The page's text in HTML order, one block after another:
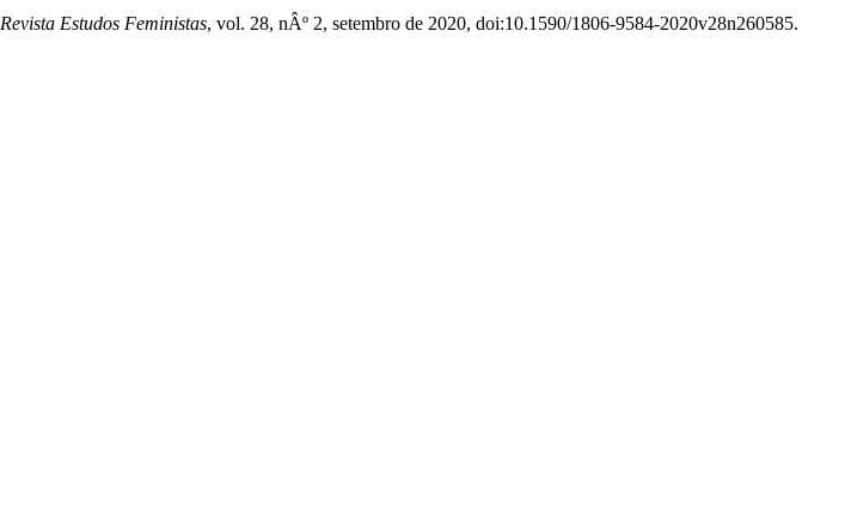
Revista Estudos Feministas, vol. 28, nÂº 2, setembro de 2020, doi:10.1590/1806-9584-2020v28n260585.